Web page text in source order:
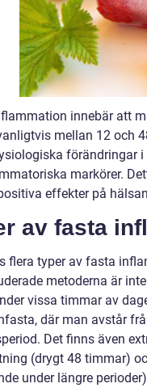
innebär att
mellan 12 och
förändringar
markörer.
effekter på
av fasta
flera typer av fasta
metoderna är
vissa timmar av
där man avstår
Det finns även
(drygt 48 timmar)
under längre